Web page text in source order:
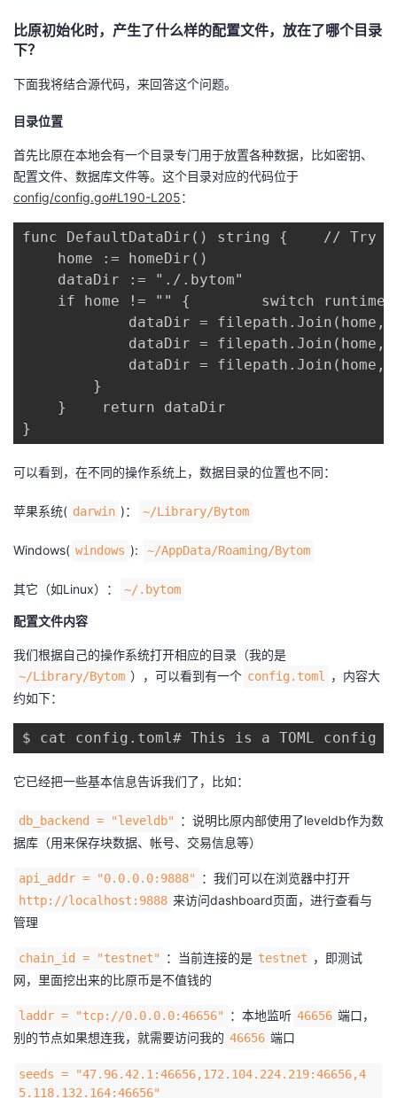
比原初始化时，产生了什么样的配置文件，放在了哪个目录
下？
下面我将结合源代码，来回答这个问题。
目录位置
首先比原在本地会有一个目录专门用于放置各种数据，比如密钥、
配置文件、数据库文件等。这个目录对应的代码位于
config/config.go#L190-L205：
func DefaultDataDir() string {    // Try
home := homeDir()
dataDir := "./.bytom"
if home != "" {        switch
dataDir = filepath.Join(home,
dataDir = filepath.Join(home,
dataDir = filepath.Join(home,
}
}    return dataDir
}
可以看到，在不同的操作系统上，数据目录的位置也不同：
苹果系统( darwin )： ~/Library/Bytom
Windows( windows ): ~/AppData/Roaming/Bytom
其它（如Linux）： ~/.bytom
配置文件内容
我们根据自己的操作系统打开相应的目录（我的是
~/Library/Bytom ），可以看到有一个 config.toml
，内容大
约如下：
$ cat config.toml# This is a TOML
它已经把一些基本信息告诉我们了，比如：
db_backend = "leveldb"
：说明比原内部使用了leveldb作为数
据库（用来保存块数据、帐号、交易信息等）
api_addr = "0.0.0.0:9888" ：我们可以在浏览器中打开
http://localhost:9888 来访问dashboard页面，进行查看与
管理
chain_id = "testnet" ：当前连接的是 testnet ，即测试
网，里面挖出来的比原币是不值钱的
laddr = "tcp://0.0.0.0:46656" ：本地监听 46656 端口，
别的节点如果想连我，就需要访问我的 46656 端口
seeds = "47.96.42.1:46656,172.104.224.219:46656,4
5.118.132.164:46656"